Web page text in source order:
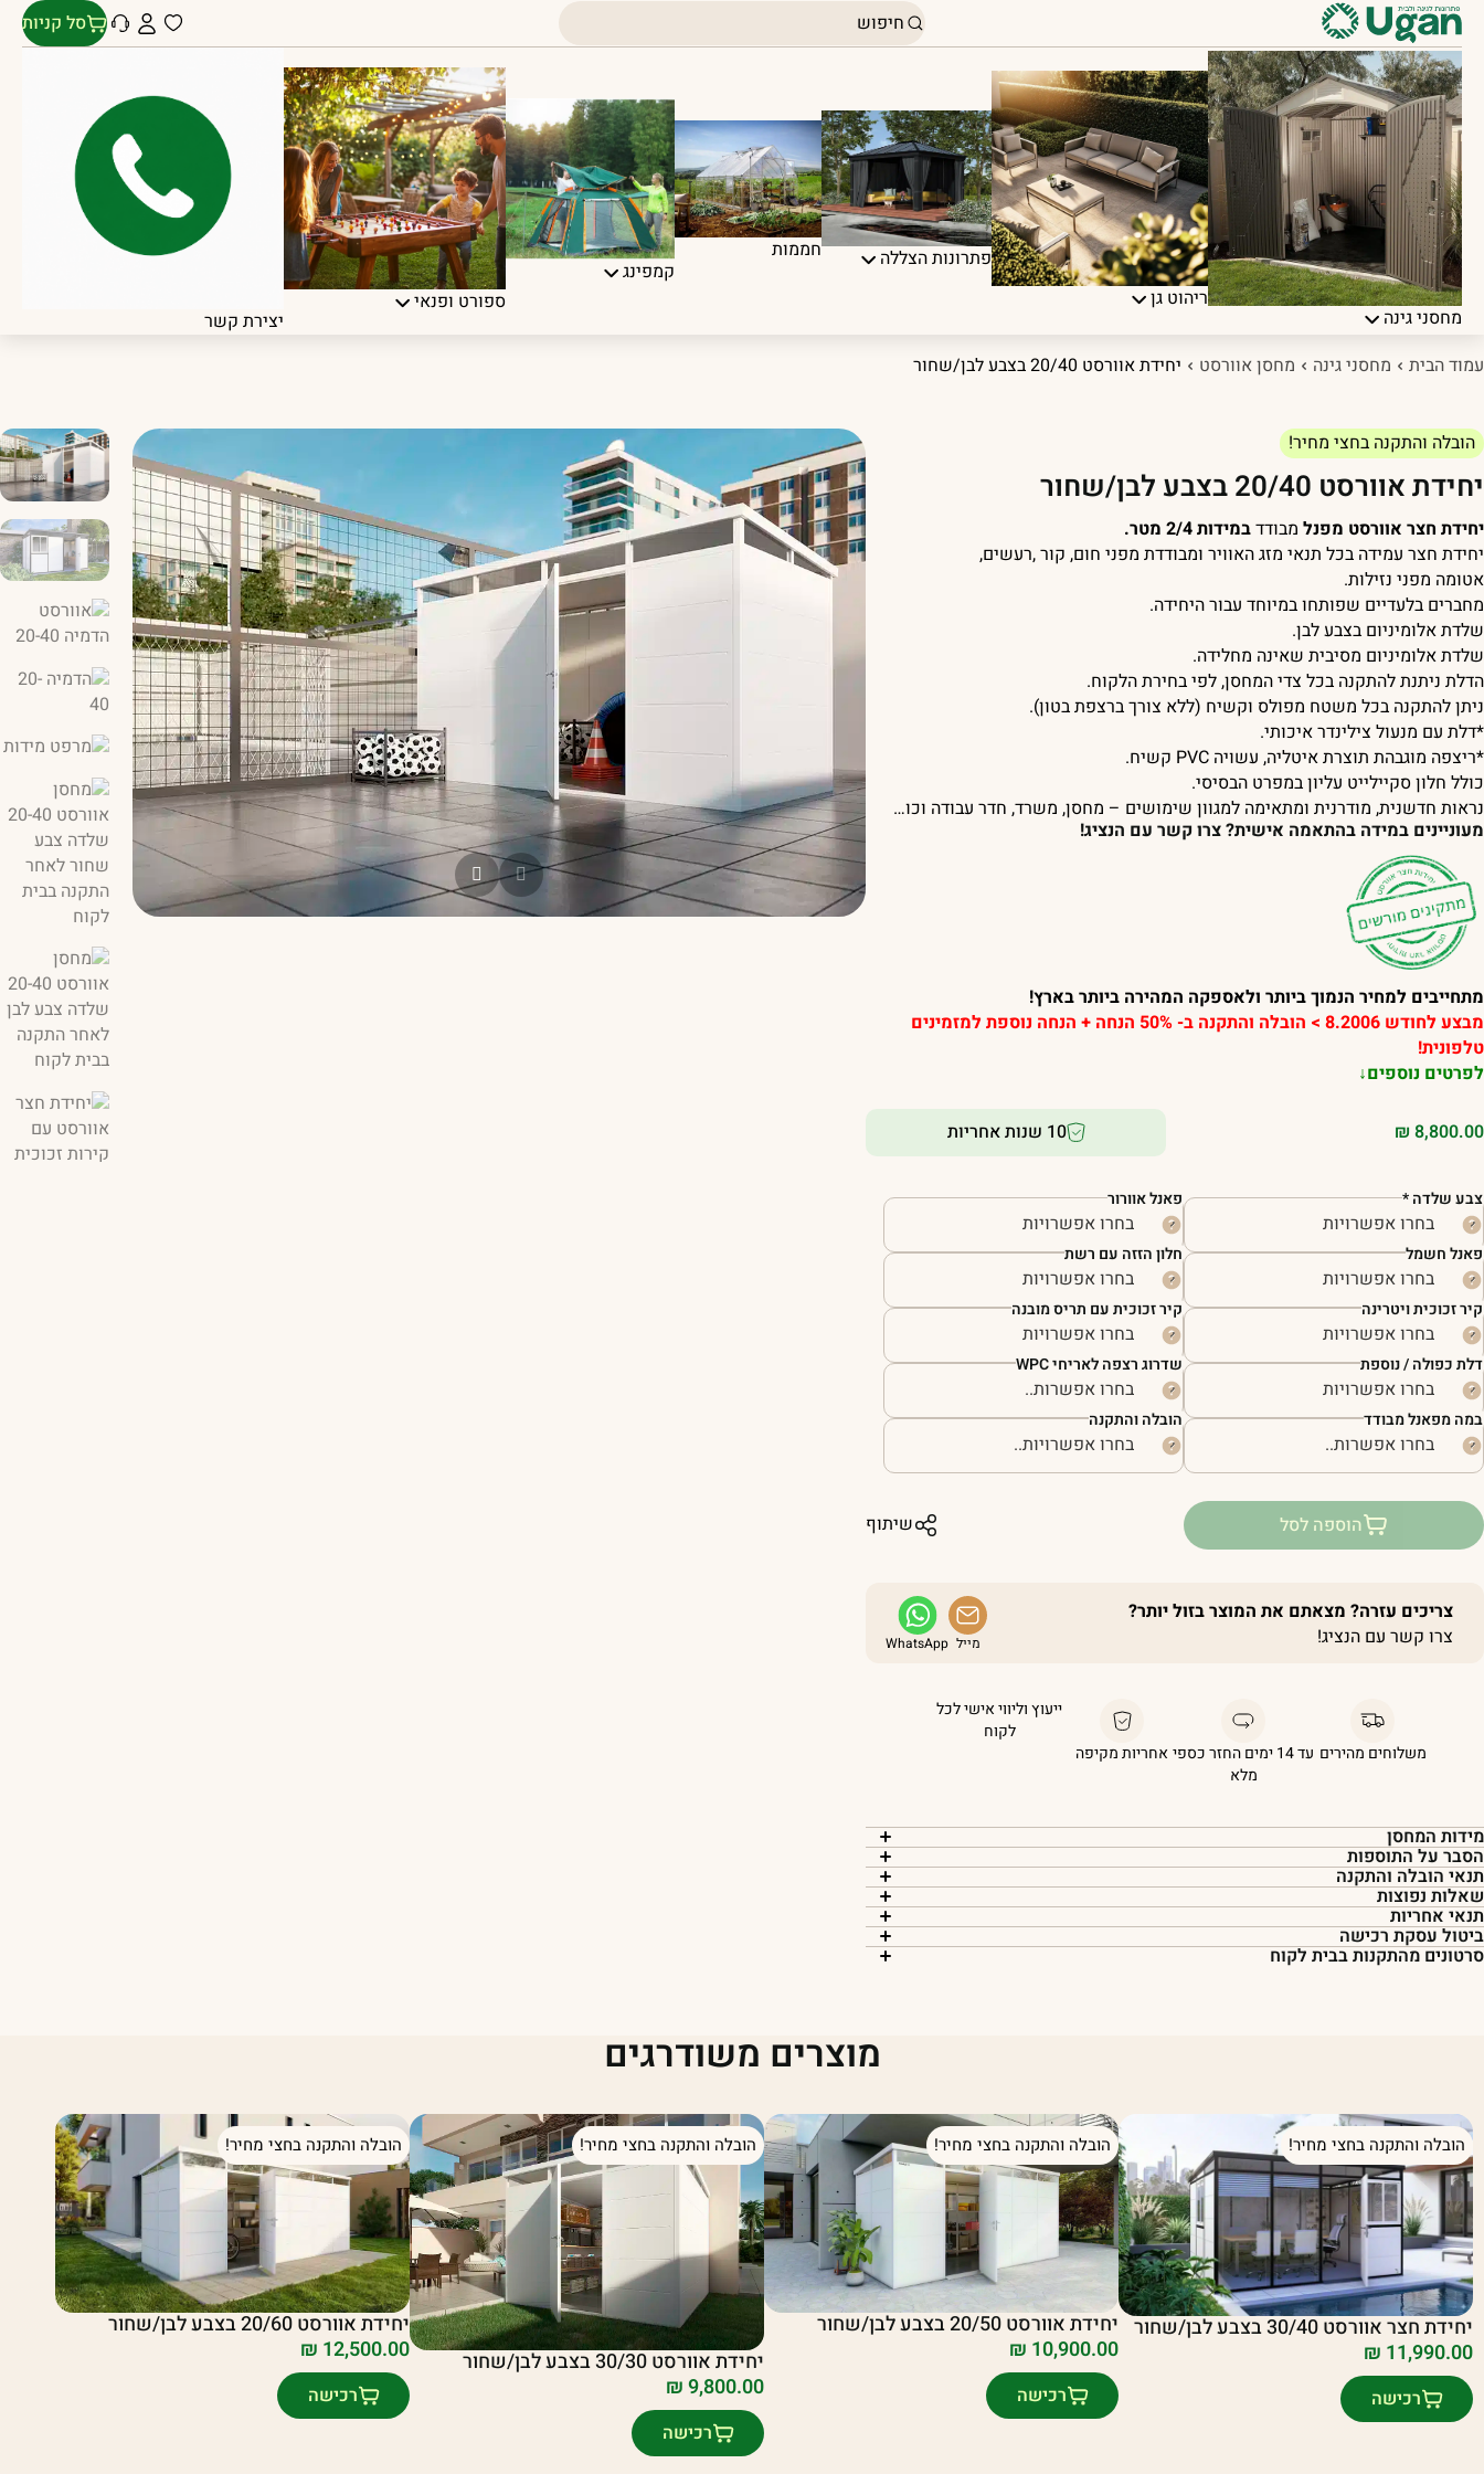
סל קניות
מחסני גינה
ריהוט גן
פתרונות הצללה
חממות
קמפינג
ספורט ופנאי
יצירת קשר
עמוד הבית
מחסני גינה מחסן אוורסט יחידת אוורסט 20/40 בצבע לבן/שחור
הובלה והתקנה בחצי מחיר!
יחידת אוורסט 20/40 בצבע לבן/שחור
10 שנות אחריות ₪ 8,800.00
יחידת חצר אוורסט מפנל מבודדבמידות 2/4 מטר.
יחידת חצר עמידה בכל תנאי מזג האוויר ומבודדת מפני חום, קור ,רעשים,
אטומה מפני נזילות.
מחברים בלעדיים שפותחו במיוחד עבור היחידה.
שלדת אלומיניום בצבע לבן.
שלדת אלומיניום מסיבית שאינה מחלידה.
הדלת ניתנת להתקנה בכל צדי המחסן, לפי בחירת הלקוח.
ניתן להתקנה בכל משטח מפולס וקשיח (ללא צורך ברצפת בטון).
*דלת עם מנעול צילינדר איכותי.
*ריצפה מוגבהת תוצרת איטליה, עשויה PVC קשיח.
כולל חלון סקיילייט עליון במפרט הבסיסי.
נראות חדשנית, מודרנית ומתאימה למגוון שימושים – מחסן, משרד, חדר עבודה וכו…
מעוניינים במידה בהתאמה אישית? צרו קשר עם הנציג!
מתחייבים למחיר הנמוך ביותר ולאספקה המהירה ביותר בארץ!
מבצע לחודש 8.2006 > הובלה והתקנה ב- 50% הנחה + הנחה נוספת למזמינים
טלפונית!
לפרטים נוספים↓
צבע שלדה* פאנל אוורור
פאנל חשמל חלון הזזה עם רשת
קיר זכוכית ויטרינה קיר זכוכית עם תריס מובנה
דלת כפולה / נוספת שדרוג רצפה לאריחי WPC
במה מפאנל מבודד הובלה והתקנה
הוספה לסל שיתוף
צריכים עזרה? מצאתם את המוצר בזול יותר?
צרו קשר עם הנציג!
מייל WhatsApp
משלוחים מהירים
עד 14 ימים החזר כספי
מלא
אחריות מקיפה
ייעוץ וליווי אישי לכל
לקוח
מידות המחסן
הסבר על התוספות
תנאי הובלה והתקנה
שאלות נפוצות
תנאי אחריות
ביטול עסקת רכישה
סרטונים מהתקנות בבית לקוח
מוצרים משודרגים
הובלה והתקנה בחצי מחיר!
יחידת חצר אוורסט 30/40 בצבע לבן/שחור
₪ 11,990.00
רכישה
הובלה והתקנה בחצי מחיר!
יחידת אוורסט 20/50 בצבע לבן/שחור
₪ 10,900.00
רכישה
הובלה והתקנה בחצי מחיר!
יחידת אוורסט 30/30 בצבע לבן/שחור
₪9,800.00
רכישה
הובלה והתקנה בחצי מחיר!
יחידת אוורסט 20/60 בצבע לבן/שחור
₪ 12,500.00
רכישה